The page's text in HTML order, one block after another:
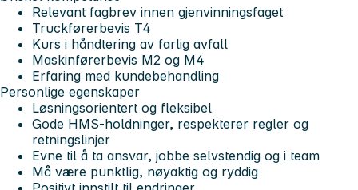
Relevant fagbrev innen gjenvinningsfaget
Truckførerbevis T4
Kurs i håndtering av farlig avfall
Maskinførerbevis M2 og M4
Erfaring med kundebehandling
Personlige egenskaper
Løsningsorientert og fleksibel
Gode HMS-holdninger, respekterer regler og
retningslinjer
Evne til å ta ansvar, jobbe selvstendig og i team
Må være punktlig, nøyaktig og ryddig